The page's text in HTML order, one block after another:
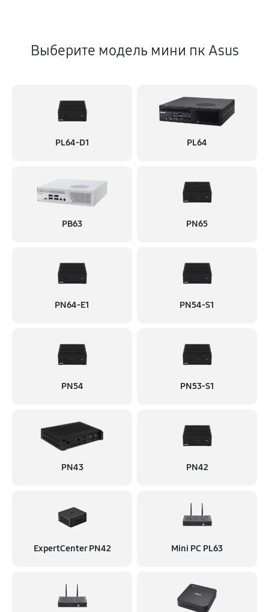
Выберите модель мини пк Asus
PL64-D1 PL64
PB63 PN65
PN64-E1 PN54-S1
PN54 PN53-S1
PN43 PN42
ExpertCenter PN42 Mini PC PL63